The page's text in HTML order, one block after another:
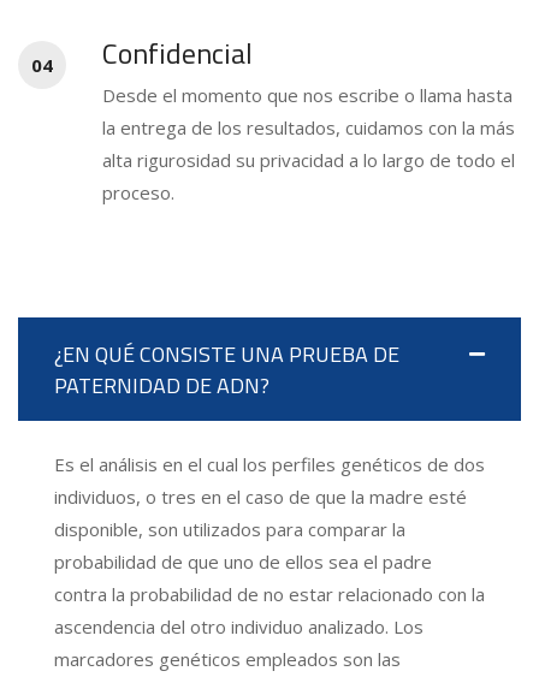
04 Confidencial
Desde el momento que nos escribe o llama hasta
la entrega de los resultados, cuidamos con la más
alta rigurosidad su privacidad a lo largo de todo el
proceso.
¿EN QUÉ CONSISTE UNA PRUEBA DE
PATERNIDAD DE ADN?
Es el análisis en el cual los perfiles genéticos de dos
individuos, o tres en el caso de que la madre esté
disponible, son utilizados para comparar la
probabilidad de que uno de ellos sea el padre
contra la probabilidad de no estar relacionado con la
ascendencia del otro individuo analizado. Los
marcadores genéticos empleados son las